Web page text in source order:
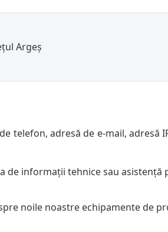
Argeș
telefon, adresă de e-mail, adresă
de informații tehnice sau asistență
noile noastre echipamente de